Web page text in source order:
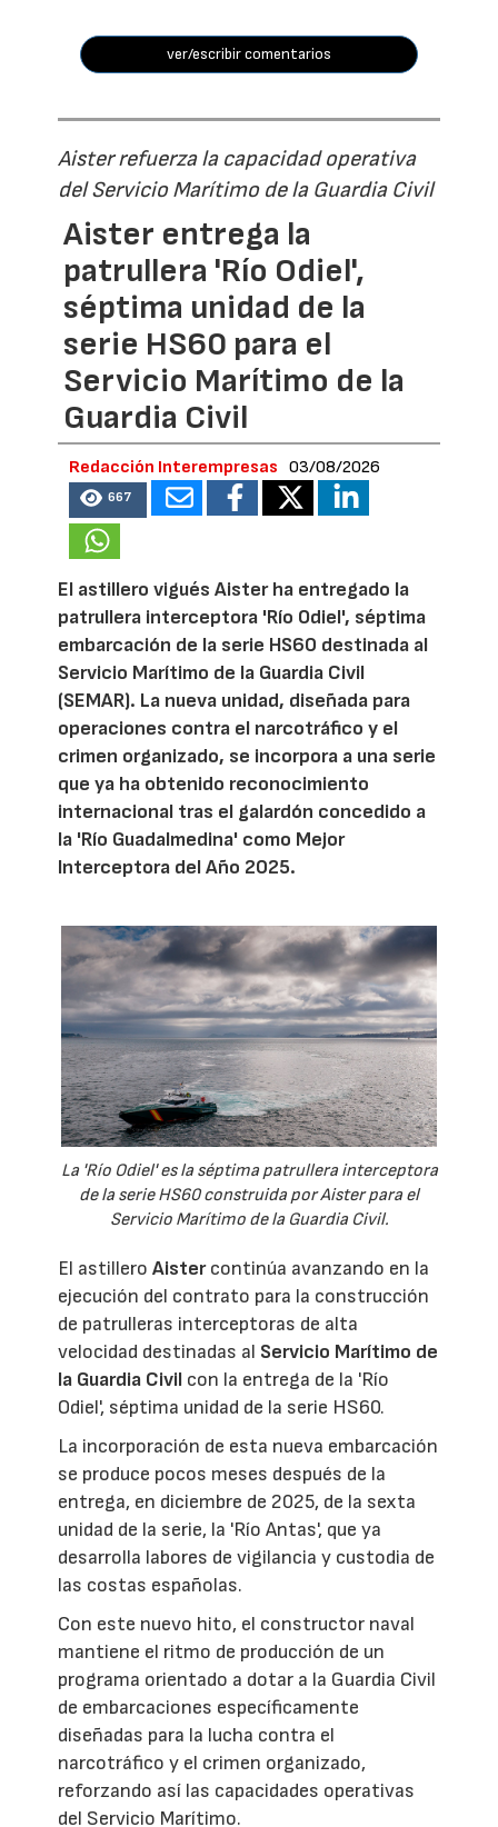
ver/escribir comentarios
Aister refuerza la capacidad operativa
del Servicio Marítimo de la Guardia Civil
Aister entrega la
patrullera 'Río Odiel',
séptima unidad de la
serie HS60 para el
Servicio Marítimo de la
Guardia Civil
Redacción Interempresas 03/08/2026
667
El astillero vigués Aister ha entregado la
patrullera interceptora 'Río Odiel', séptima
embarcación de la serie HS60 destinada al
Servicio Marítimo de la Guardia Civil
(SEMAR). La nueva unidad, diseñada para
operaciones contra el narcotráfico y el
crimen organizado, se incorpora a una serie
que ya ha obtenido reconocimiento
internacional tras el galardón concedido a
la 'Río Guadalmedina' como Mejor
Interceptora del Año 2025.
La 'Río Odiel' es la séptima patrullera interceptora
de la serie HS60 construida por Aister para el
Servicio Marítimo de la Guardia Civil.
El astilleroAistercontinúa avanzando en la
ejecución del contrato para la construcción
de patrulleras interceptoras de alta
velocidad destinadas al Servicio Marítimo de
la Guardia Civil con la entrega de la 'Río
Odiel', séptima unidad de la serie HS60.
La incorporación de esta nueva embarcación
se produce pocos meses después de la
entrega, en diciembre de 2025, de la sexta
unidad de la serie, la 'Río Antas', que ya
desarrolla labores de vigilancia y custodia de
las costas españolas.
Con este nuevo hito, el constructor naval
mantiene el ritmo de producción de un
programa orientado a dotar a la Guardia Civil
de embarcaciones específicamente
diseñadas para la lucha contra el
narcotráfico y el crimen organizado,
reforzando así las capacidades operativas
del Servicio Marítimo.